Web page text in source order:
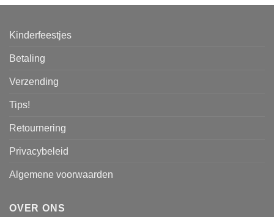
Kinderfeestjes
Betaling
Verzending
Tips!
Retournering
Privacybeleid
Algemene voorwaarden
OVER ONS